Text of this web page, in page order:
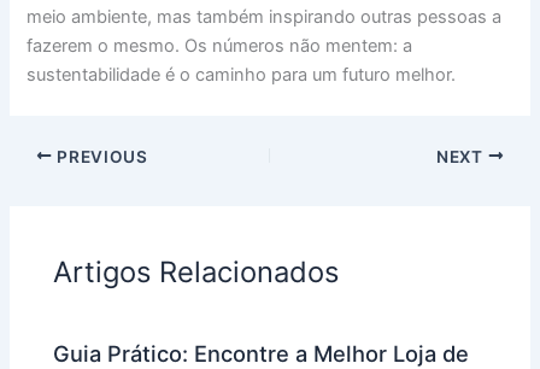
meio ambiente, mas também inspirando outras pessoas a
fazerem o mesmo. Os números não mentem: a
sustentabilidade é o caminho para um futuro melhor.
PREVIOUS NEXT
Artigos Relacionados
Guia Prático: Encontre a Melhor Loja de